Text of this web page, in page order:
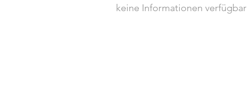
keine Informationen verfügbar